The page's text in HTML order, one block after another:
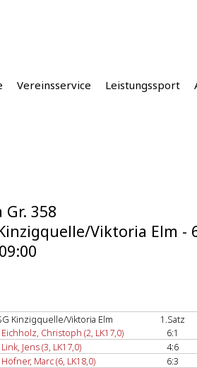
Vereinsservice Leistungssport
358
Viktoria Elm -
Kinzigquelle/Viktoria Elm 1.Satz
Eichholz, Christoph (2, LK17,0) 6:1
Link, Jens (3, LK17,0) 4:6
Höfner, Marc (6, LK18,0) 6:3